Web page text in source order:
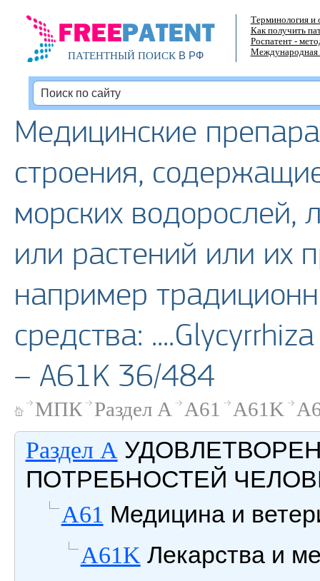
ПАТЕНТНЫЙ ПОИСКВ РФ
Терминология и
Как получить
Роспатент -
Международная
Медицинские
строения,
морских водорослей,
или растений или их
например
средства:
– A61K 36/484
МПК Раздел A A61 A61K
Раздел A
ПОТРЕБНОСТЕЙ
A61 Медицина и
A61K Лекарства и